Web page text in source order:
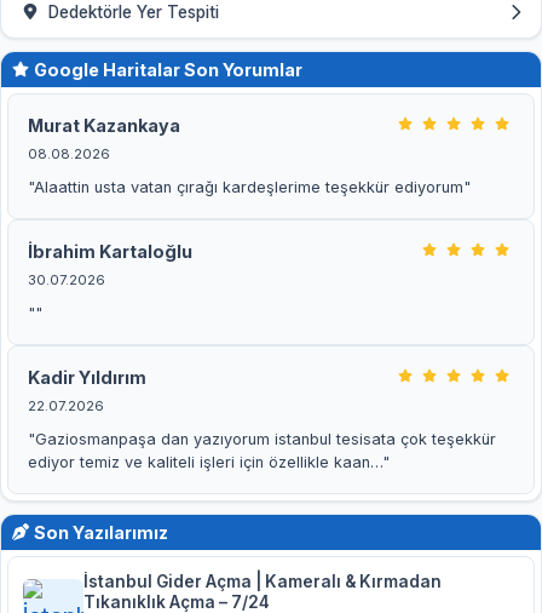
Dedektörle Yer Tespiti
Google Haritalar Son Yorumlar
Murat Kazankaya
08.08.2026
"Alaattin usta vatan çırağı kardeşlerime teşekkür ediyorum"
İbrahim Kartaloğlu
30.07.2026
""
Kadir Yıldırım
22.07.2026
"Gaziosmanpaşa dan yazıyorum istanbul tesisata çok teşekkür
ediyor temiz ve kaliteli işleri için özellikle kaan…"
Son Yazılarımız
İstanbul Gider Açma | Kameralı & Kırmadan
Tıkanıklık Açma – 7/24